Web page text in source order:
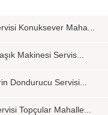
Konuksever Maha...
Makinesi Servis...
Dondurucu Servisi...
Topçular Mahalle...